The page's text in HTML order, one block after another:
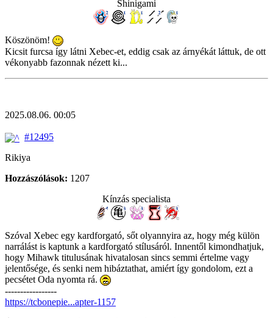
Shinigami
Köszönöm!
Kicsit furcsa így látni Xebec-et, eddig csak az árnyékát láttuk, de ott
vékonyabb fazonnak nézett ki...
2025.08.06. 00:05
#12495
Rikiya
Hozzászólások: 1207
Kínzás specialista
Szóval Xebec egy kardforgató, sőt olyannyira az, hogy még külön
narrálást is kaptunk a kardforgató stílusáról. Innentől kimondhatjuk,
hogy Mihawk titulusának hivatalosan sincs semmi értelme vagy
jelentősége, és senki nem hibáztathat, amiért így gondolom, ezt a
pecsétet Oda nyomta rá.
-----------------
https://tcbonepie...apter-1157